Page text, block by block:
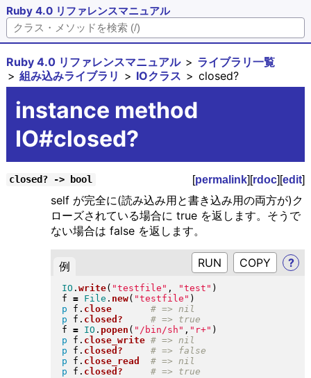
Ruby 4.0 リファレンスマニュアル
Ruby 4.0 リファレンスマニュアル
ライブラリ一覧
組み込みライブラリ
IOクラス closed?
instance method
IO#closed?
closed? -> bool [permalink][rdoc][edit]
self が完全に(読み込み用と書き込み用の両方が)ク
ローズされている場合に true を返します。そうで
ない場合は false を返します。
例 RUN ?
IO . write( "testfile " , "test " )
f = File . new( "testfile " )
p f . close
p f . closed?
f = IO . popen ( " /bin/sh " , " r+" )
p f . close_write
p f . closed?
p f . close_read
p f . closed?